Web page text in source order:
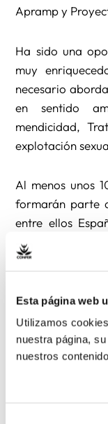
Esta página web
Utilizamos
nuestra página,
nuestros
Apramp y
Ha sido una
muy
necesario
en sentido
mendicidad,
explotación
Al menos unos
formarán parte
entre ellos
con este
visión de
las causas y
poder así